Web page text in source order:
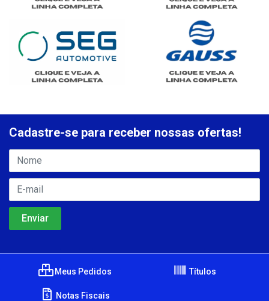
Cadastre-se para receber nossas ofertas!
Meus Pedidos Títulos
Notas Fiscais